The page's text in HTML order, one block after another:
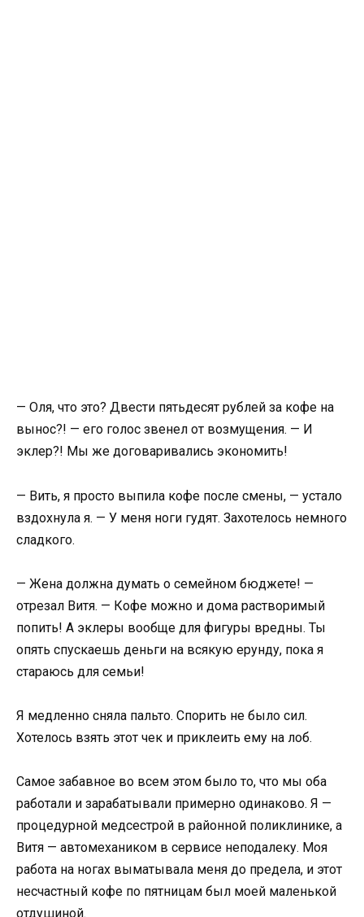
— Оля, что это? Двести пятьдесят рублей за кофе на
вынос?! — его голос звенел от возмущения. — И
эклер?! Мы же договаривались экономить!
— Вить, я просто выпила кофе после смены, — устало
вздохнула я. — У меня ноги гудят. Захотелось немного
сладкого.
— Жена должна думать о семейном бюджете! —
отрезал Витя. — Кофе можно и дома растворимый
попить! А эклеры вообще для фигуры вредны. Ты
опять спускаешь деньги на всякую ерунду, пока я
стараюсь для семьи!
Я медленно сняла пальто. Спорить не было сил.
Хотелось взять этот чек и приклеить ему на лоб.
Самое забавное во всем этом было то, что мы оба
работали и зарабатывали примерно одинаково. Я —
процедурной медсестрой в районной поликлинике, а
Витя — автомехаником в сервисе неподалеку. Моя
работа на ногах выматывала меня до предела, и этот
несчастный кофе по пятницам был моей маленькой
отдушиной.